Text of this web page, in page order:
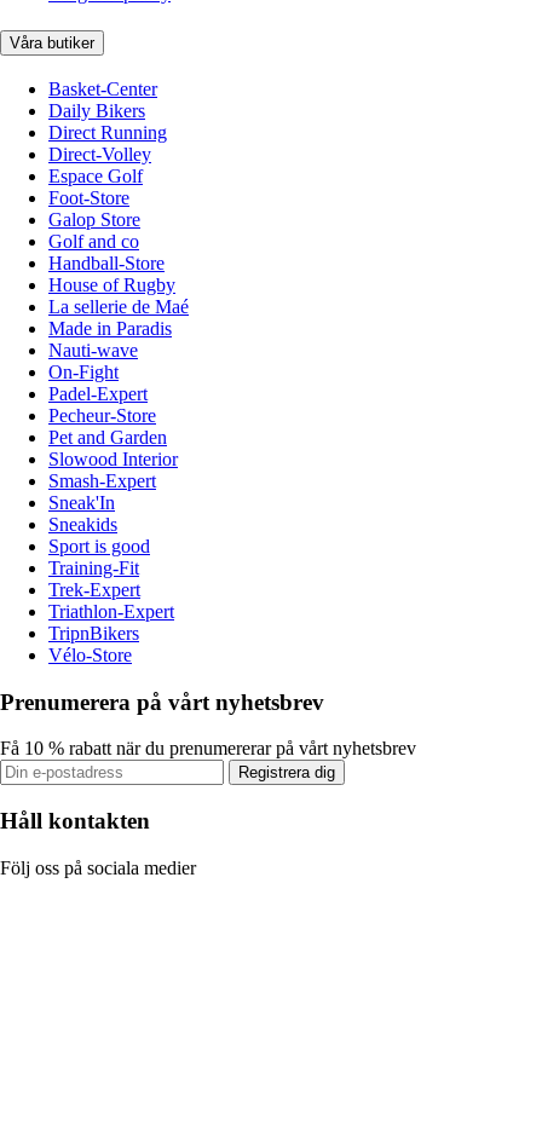
Våra butiker
Basket-Center
Daily Bikers
Direct Running
Direct-Volley
Espace Golf
Foot-Store
Galop Store
Golf and co
Handball-Store
House of Rugby
La sellerie de Maé
Made in Paradis
Nauti-wave
On-Fight
Padel-Expert
Pecheur-Store
Pet and Garden
Slowood Interior
Smash-Expert
Sneak'In
Sneakids
Sport is good
Training-Fit
Trek-Expert
Triathlon-Expert
TripnBikers
Vélo-Store
Prenumerera på vårt nyhetsbrev
Få 10 % rabatt när du prenumererar på vårt nyhetsbrev
Registrera dig
Håll kontakten
Följ oss på sociala medier